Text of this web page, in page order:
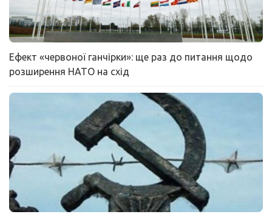
Ефект «червоної ганчірки»: ще раз до питання щодо
розширення НАТО на схід